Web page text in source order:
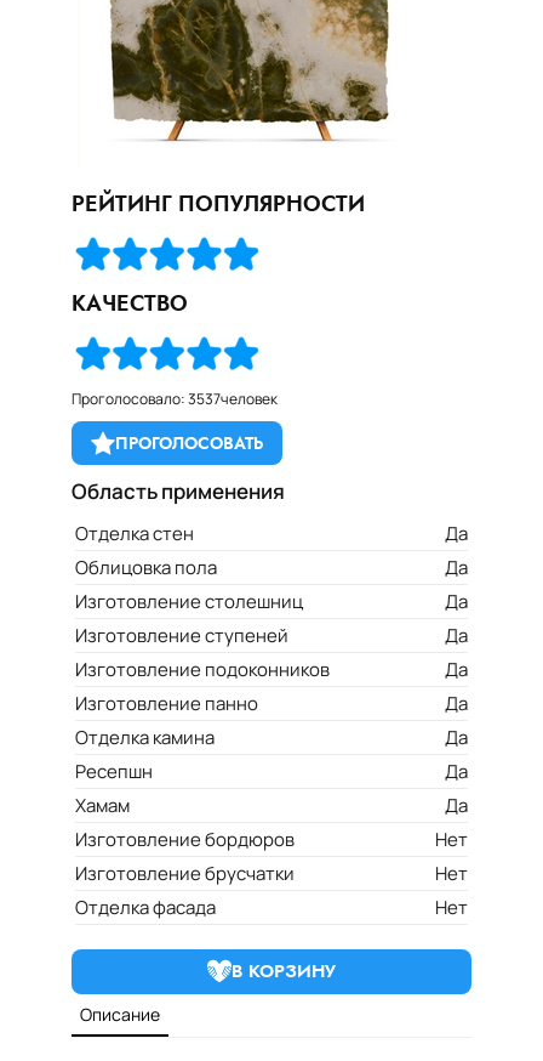
В КОРЗИНУ
РЕЙТИНГ ПОПУЛЯРНОСТИ
КАЧЕСТВО
Проголосовало: 3537человек
ПРОГОЛОСОВАТЬ
Область применения
Отделка стен
Да
Облицовка пола
Да
Изготовление столешниц
Да
Изготовление ступеней
Да
Изготовление подоконников
Да
Изготовление панно
Да
Отделка камина
Да
Ресепшн
Да
Хамам
Да
Изготовление бордюров
Нет
Изготовление брусчатки
Нет
Отделка фасада
Нет
Описание